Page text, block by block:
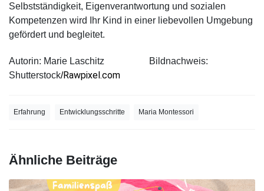
Selbstständigkeit, Eigenverantwortung und sozialen
Kompetenzen wird Ihr Kind in einer liebevollen Umgebung
gefördert und begleitet.
Autorin: Marie Laschitz Bildnachweis:
Shutterstock/Rawpixel.com
Erfahrung Entwicklungsschritte Maria Montessori
Ähnliche Beiträge